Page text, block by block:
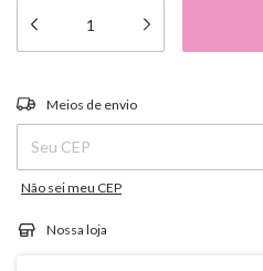
Entregas para o CEP:
Meios de envio
Não sei meu CEP
Nossa loja